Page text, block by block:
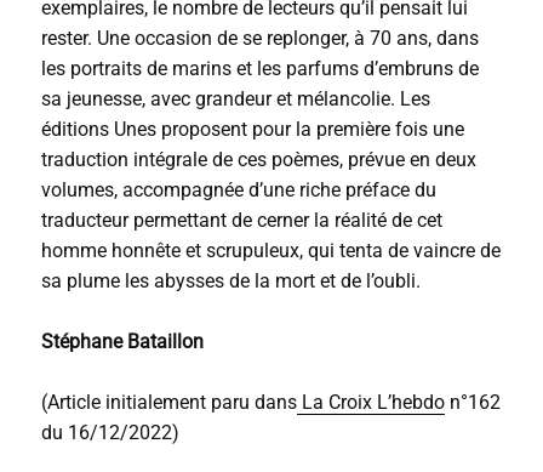
exemplaires, le nombre de lecteurs qu’il pensait lui
rester. Une occasion de se replonger, à 70 ans, dans
les portraits de marins et les parfums d’embruns de
sa jeunesse, avec grandeur et mélancolie. Les
éditions Unes proposent pour la première fois une
traduction intégrale de ces poèmes, prévue en deux
volumes, accompagnée d’une riche préface du
traducteur permettant de cerner la réalité de cet
homme honnête et scrupuleux, qui tenta de vaincre de
sa plume les abysses de la mort et de l’oubli.
Stéphane Bataillon
(Article initialement paru dansLa Croix L’hebdon°162
du 16/12/2022)